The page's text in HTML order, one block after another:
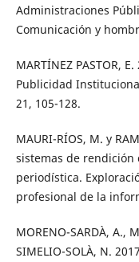
Administraciones
Comunicación y
MARTÍNEZ PASTOR,
Publicidad
21, 105-128.
MAURI-RÍOS, M. y
sistemas de
periodística.
profesional de la
MORENO-SARDÀ, A.,
SIMELIO-SOLÀ, N.